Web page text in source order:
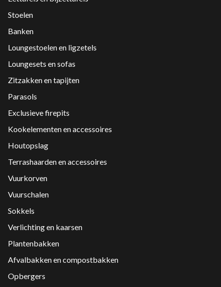
Stoelen
Banken
Loungestoelen en ligzetels
Loungesets en sofas
Zitzakken en tapijten
Parasols
Exclusieve firepits
Kookelementen en accessoires
Houtopslag
Terrashaarden en accessoires
Vuurkorven
Vuurschalen
Sokkels
Verlichting en kaarsen
Plantenbakken
Afvalbakken en compostbakken
Opbergers